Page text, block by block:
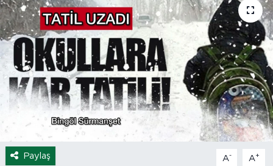
Paylaş A- A+
Eğitim
Ekonomi
Hava Durumu
Tavz Der
Bingöl Kaza Haberleri